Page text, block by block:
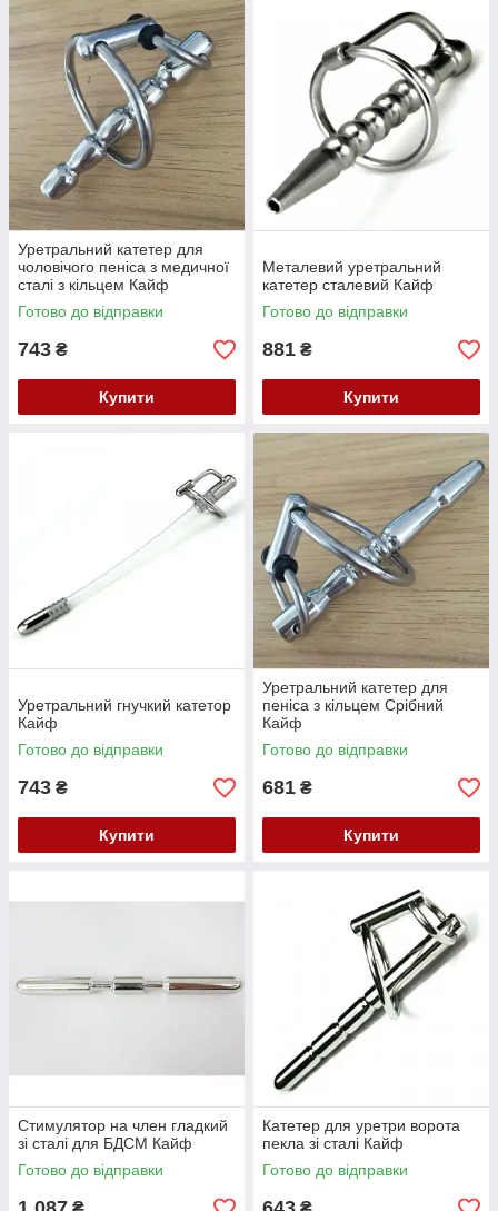
Уретральний катетер для
чоловічого пеніса з медичної
сталі з кільцем Кайф
Готово до відправки
743 ₴
Купити
Металевий уретральний
катетер сталевий Кайф
Готово до відправки
881 ₴
Купити
Уретральний гнучкий катетор
Кайф
Готово до відправки
743 ₴
Купити
Уретральний катетер для
пеніса з кільцем Срібний
Кайф
Готово до відправки
681 ₴
Купити
Стимулятор на член гладкий
зі сталі для БДСМ Кайф
Готово до відправки
Катетер для уретри ворота
пекла зі сталі Кайф
Готово до відправки